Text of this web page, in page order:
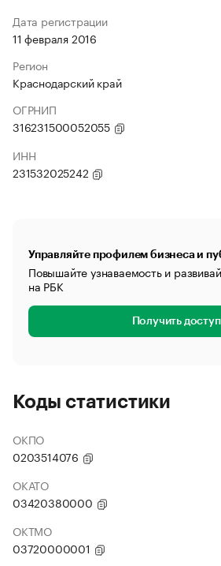
Дата регистрации
11 февраля 2016
Регион
Краснодарский край
ОГРНИП
316231500052055
ИНН
231532025242
Управляйте профилем бизнеса и
Повышайте узнаваемость и
на РБК
Получить доступ
Коды статистики
ОКПО
0203514076
ОКАТО
03420380000
ОКТМО
03720000001